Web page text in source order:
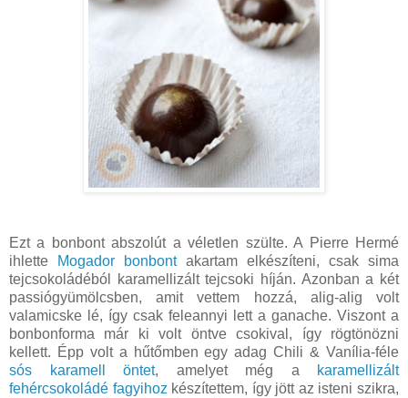
Ezt a bonbont abszolút a véletlen szülte. A Pierre Hermé
ihlette
Mogador bonbontakartam elkészíteni, csak sima
tejcsokoládéból karamellizált tejcsoki híján. Azonban a két
passiógyümölcsben, amit vettem hozzá, alig-alig volt
valamicske lé, így csak feleannyi lett a ganache. Viszont a
bonbonforma már ki volt öntve csokival, így rögtönözni
kellett. Épp volt a hűtőmben egy adag Chili & Vanília-féle
sós karamell öntet, amelyet még a
karamellizált
fehércsokoládé fagyihoz készítettem, így jött az isteni szikra,